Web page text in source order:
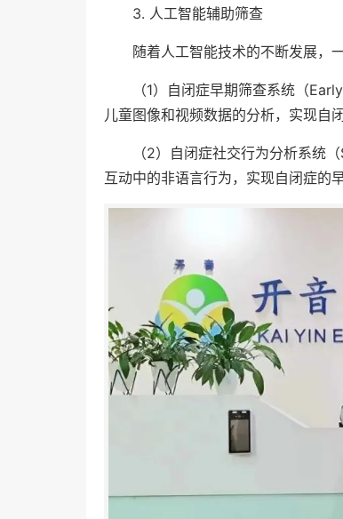
3. 人工智能辅助筛查
随着人工智能技术的不断发展，
（1）自闭症早期筛查系统（
儿童图像和视频数据的分析，实现自
（2）自闭症社交行为分析系
互动中的非语言行为，实现自闭症的早